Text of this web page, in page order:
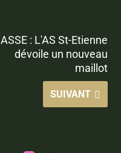
ASSE : L'AS St-Etienne
dévoile un nouveau
maillot
SUIVANT